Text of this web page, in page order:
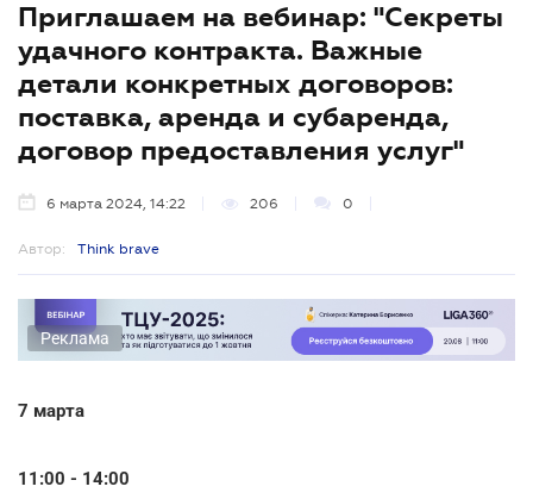
Приглашаем на вебинар: "Секреты
удачного контракта. Важные
детали конкретных договоров:
поставка, аренда и субаренда,
договор предоставления услуг"
6 марта 2024, 14:22 206 0
Автор: Think brave
Реклама
7 марта
11:00 - 14:00